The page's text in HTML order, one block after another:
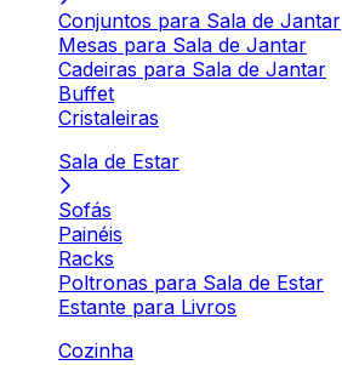
Conjuntos para Sala de Jantar
Mesas para Sala de Jantar
Cadeiras para Sala de Jantar
Buffet
Cristaleiras
Sala de Estar
Sofás
Painéis
Racks
Poltronas para Sala de Estar
Estante para Livros
Cozinha